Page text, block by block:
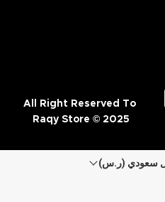
All Right Reserved To
Raqy Store © 2025
سعودي (ر.س)